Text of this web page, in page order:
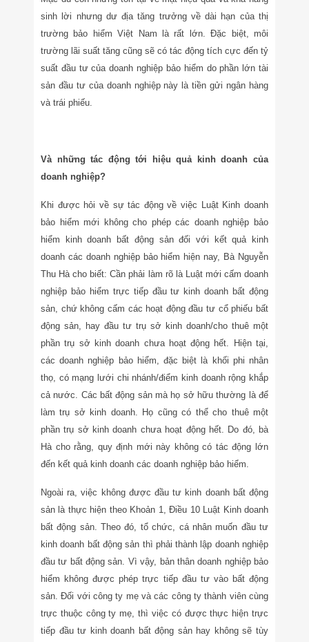
sinh lời nhưng dư địa tăng trưởng về dài hạn của thị
trường bảo hiểm Việt Nam là rất lớn. Đặc biệt, môi
trường lãi suất tăng cũng sẽ có tác động tích cực đến tỷ
suất đầu tư của doanh nghiệp bảo hiểm do phần lớn tài
sản đầu tư của doanh nghiệp này là tiền gửi ngân hàng
và trái phiếu.
Và những tác động tới hiệu quả kinh doanh của
doanh nghiệp?
Khi được hỏi về sự tác động về việc Luật Kinh doanh
bảo hiểm mới không cho phép các doanh nghiệp bảo
hiểm kinh doanh bất động sản đối với kết quả kinh
doanh các doanh nghiệp bảo hiểm hiện nay, Bà Nguyễn
Thu Hà cho biết: Cần phải làm rõ là Luật mới cấm doanh
nghiệp bảo hiểm trực tiếp đầu tư kinh doanh bất động
sản, chứ không cấm các hoạt động đầu tư cổ phiếu bất
động sản, hay đầu tư trụ sở kinh doanh/cho thuê một
phần trụ sở kinh doanh chưa hoạt động hết. Hiện tại,
các doanh nghiệp bảo hiểm, đặc biệt là khối phi nhân
thọ, có mạng lưới chi nhánh/điểm kinh doanh rộng khắp
cả nước. Các bất động sản mà họ sở hữu thường là để
làm trụ sở kinh doanh. Họ cũng có thể cho thuê một
phần trụ sở kinh doanh chưa hoạt động hết. Do đó, bà
Hà cho rằng, quy định mới này không có tác động lớn
đến kết quả kinh doanh các doanh nghiệp bảo hiểm.
Ngoài ra, việc không được đầu tư kinh doanh bất động
sản là thực hiện theo Khoản 1, Điều 10 Luật Kinh doanh
bất động sản. Theo đó, tổ chức, cá nhân muốn đầu tư
kinh doanh bất động sản thì phải thành lập doanh nghiệp
đầu tư bất động sản. Vì vậy, bản thân doanh nghiệp bảo
hiểm không được phép trực tiếp đầu tư vào bất động
sản. Đối với công ty mẹ và các công ty thành viên cùng
trực thuộc công ty mẹ, thì việc có được thực hiện trực
tiếp đầu tư kinh doanh bất động sản hay không sẽ tùy